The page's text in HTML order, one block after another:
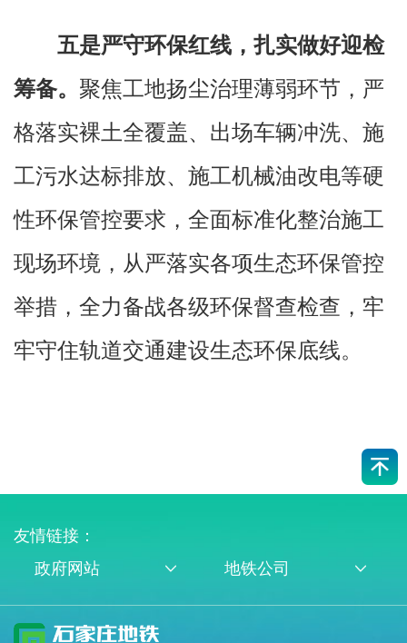
五是严守环保红线，扎实做好迎检
筹备。 聚焦工地扬尘治理薄弱环节，严
格落实裸土全覆盖、出场车辆冲洗、施
工污水达标排放、施工机械油改电等硬
性环保管控要求，全面标准化整治施工
现场环境，从严落实各项生态环保管控
举措，全力备战各级环保督查检查，牢
牢守住轨道交通建设生态环保底线。
友情链接：
政府网站
地铁公司